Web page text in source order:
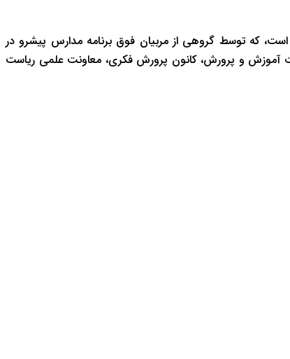
که توسط گروهی از مربیان فوق برنامه مدارس پیشرو در
آموزش و پرورش، کانون پرورش فکری، معاونت علمی ریاست